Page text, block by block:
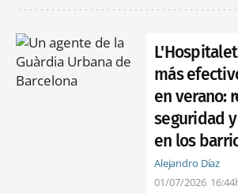
más
en verano:
seguridad
en los
Alejandro Díaz
01/07/2026